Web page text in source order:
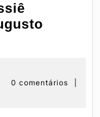
0 comentários